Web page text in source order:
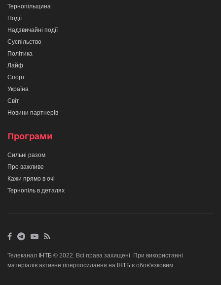
Тернопільщина
Події
Надзвичайні події
Суспільство
Політика
Лайф
Спорт
Україна
Світ
Новини партнерів
Програми
Сильні разом
Про важливе
Кажи прямо в очі
Тернопіль в деталях
Телеканал ІНТБ © 2022. Всі права захищені. При використанні
матеріалів активне гіперпосилання на ІНТБ є обов'язковим